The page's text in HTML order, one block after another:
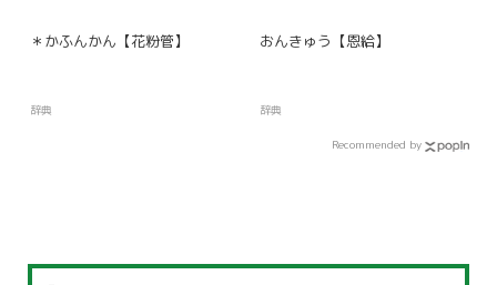
＊かふんかん【花粉管】
辞典
おんきゅう【恩給】
辞典
Recommended by